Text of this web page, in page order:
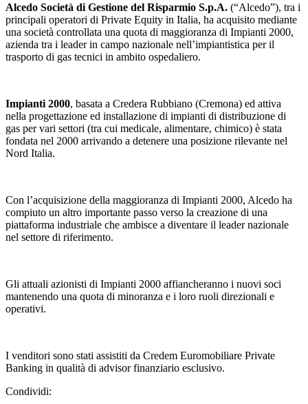
Alcedo Società di Gestione del Risparmio S.p.A. (“Alcedo”), tra i
principali operatori di Private Equity in Italia, ha acquisito mediante
una società controllata una quota di maggioranza di Impianti 2000,
azienda tra i leader in campo nazionale nell’impiantistica per il
trasporto di gas tecnici in ambito ospedaliero.
Impianti 2000, basata a Credera Rubbiano (Cremona) ed attiva
nella progettazione ed installazione di impianti di distribuzione di
gas per vari settori (tra cui medicale, alimentare, chimico) è stata
fondata nel 2000 arrivando a detenere una posizione rilevante nel
Nord Italia.
Con l’acquisizione della maggioranza di Impianti 2000, Alcedo ha
compiuto un altro importante passo verso la creazione di una
piattaforma industriale che ambisce a diventare il leader nazionale
nel settore di riferimento.
Gli attuali azionisti di Impianti 2000 affiancheranno i nuovi soci
mantenendo una quota di minoranza e i loro ruoli direzionali e
operativi.
I venditori sono stati assistiti da Credem Euromobiliare Private
Banking in qualità di advisor finanziario esclusivo.
Condividi: